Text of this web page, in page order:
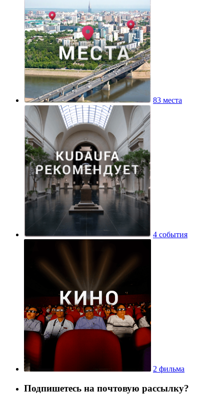
83 места
4 события
2 фильма
Подпишетесь на почтовую рассылку?